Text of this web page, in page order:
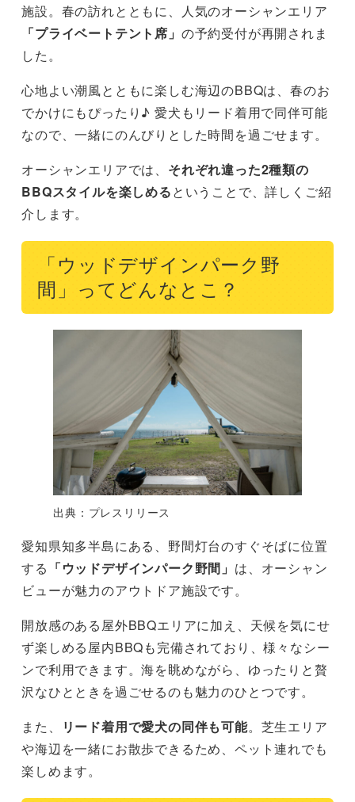
施設。春の訪れとともに、人気のオーシャンエリア
「プライベートテント席」 の予約受付が再開されま
した。
心地よい潮風とともに楽しむ海辺のBBQは、春のお
でかけにもぴったり♪ 愛犬もリード着用で同伴可能
なので、一緒にのんびりとした時間を過ごせます。
オーシャンエリアでは、 それぞれ違った2種類の
BBQスタイルを楽しめるということで、詳しくご紹
介します。
「ウッドデザインパーク野
間」ってどんなとこ？
出典：プレスリリース
愛知県知多半島にある、野間灯台のすぐそばに位置
する 「ウッドデザインパーク野間」 は、オーシャン
ビューが魅力のアウトドア施設です。
開放感のある屋外BBQエリアに加え、天候を気にせ
ず楽しめる屋内BBQも完備されており、様々なシー
ンで利用できます。海を眺めながら、ゆったりと贅
沢なひとときを過ごせるのも魅力のひとつです。
また、
リード着用で愛犬の同伴も可能。芝生エリア
や海辺を一緒にお散歩できるため、ペット連れでも
楽しめます。